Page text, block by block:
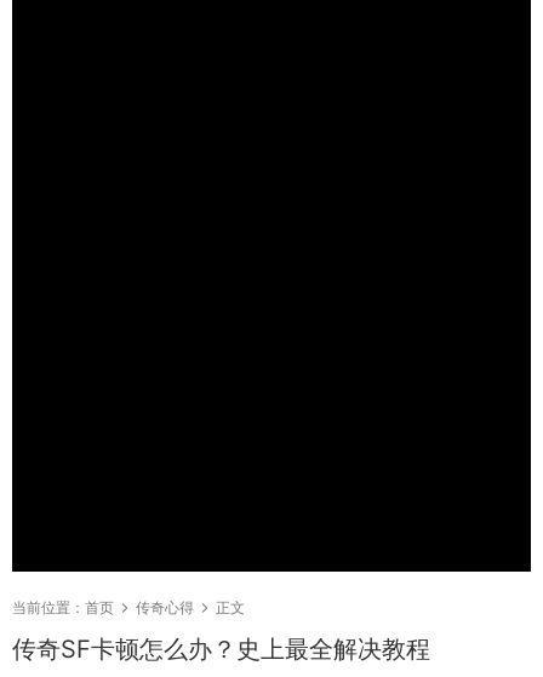
当前位置： 首页 传奇心得 正文
传奇SF卡顿怎么办？史上最全解决教程